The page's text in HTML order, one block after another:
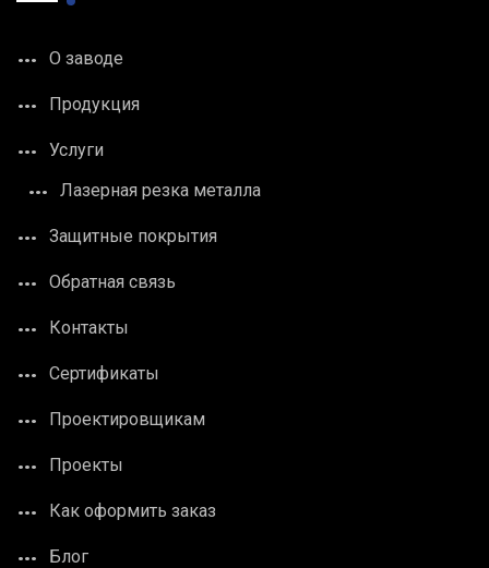
О заводе
Продукция
Услуги
Лазерная резка металла
Защитные покрытия
Обратная связь
Контакты
Сертификаты
Проектировщикам
Проекты
Как оформить заказ
Блог